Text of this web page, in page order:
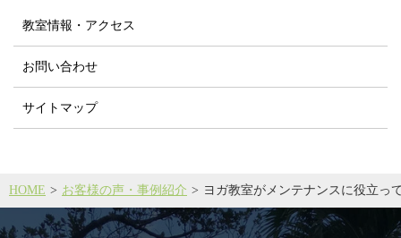
HOME お客様の声・事例紹介 ヨガ教室がメンテナンスに役立っ
教室情報・アクセス
お問い合わせ
サイトマップ